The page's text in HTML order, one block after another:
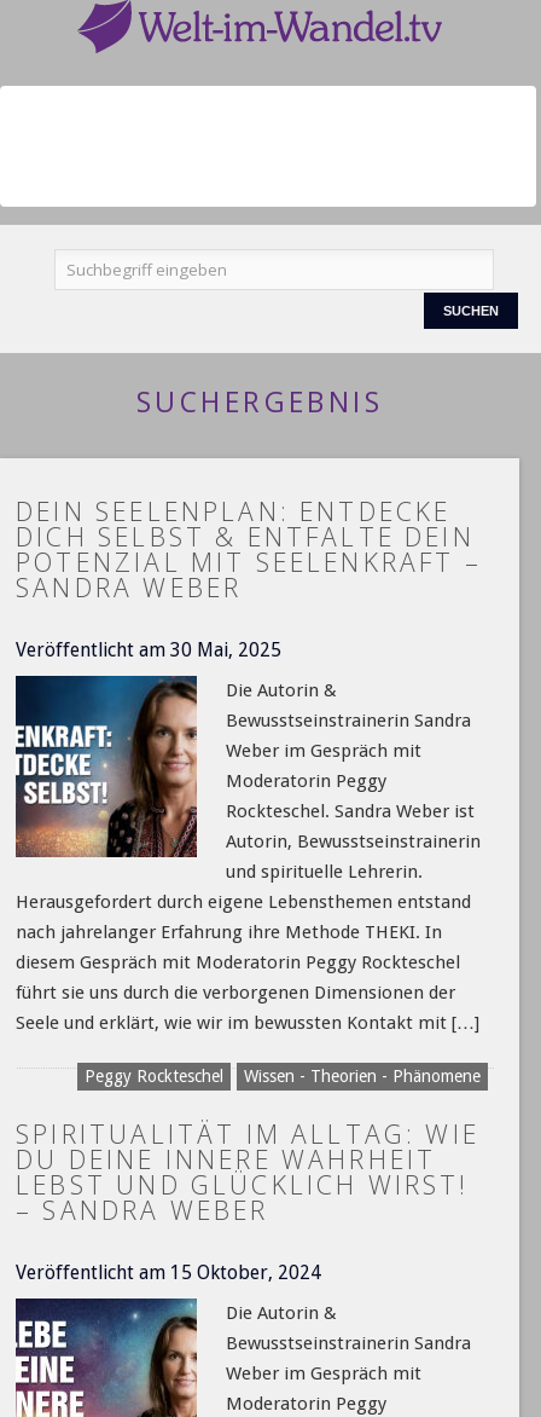
SUCHERGEBNIS
DEIN SEELENPLAN: ENTDECKE
DICH SELBST & ENTFALTE DEIN
POTENZIAL MIT SEELENKRAFT –
SANDRA WEBER
Veröffentlicht am 30 Mai, 2025
Die Autorin &
Bewusstseinstrainerin Sandra
Weber im Gespräch mit
Moderatorin Peggy
Rockteschel. Sandra Weber ist
Autorin, Bewusstseinstrainerin
und spirituelle Lehrerin.
Herausgefordert durch eigene Lebensthemen entstand
nach jahrelanger Erfahrung ihre Methode THEKI. In
diesem Gespräch mit Moderatorin Peggy Rockteschel
führt sie uns durch die verborgenen Dimensionen der
Seele und erklärt, wie wir im bewussten Kontakt mit […]
Peggy Rockteschel Wissen - Theorien - Phänomene
SPIRITUALITÄT IM ALLTAG: WIE
DU DEINE INNERE WAHRHEIT
LEBST UND GLÜCKLICH WIRST!
– SANDRA WEBER
Veröffentlicht am 15 Oktober, 2024
Die Autorin &
Bewusstseinstrainerin Sandra
Weber im Gespräch mit
Moderatorin Peggy